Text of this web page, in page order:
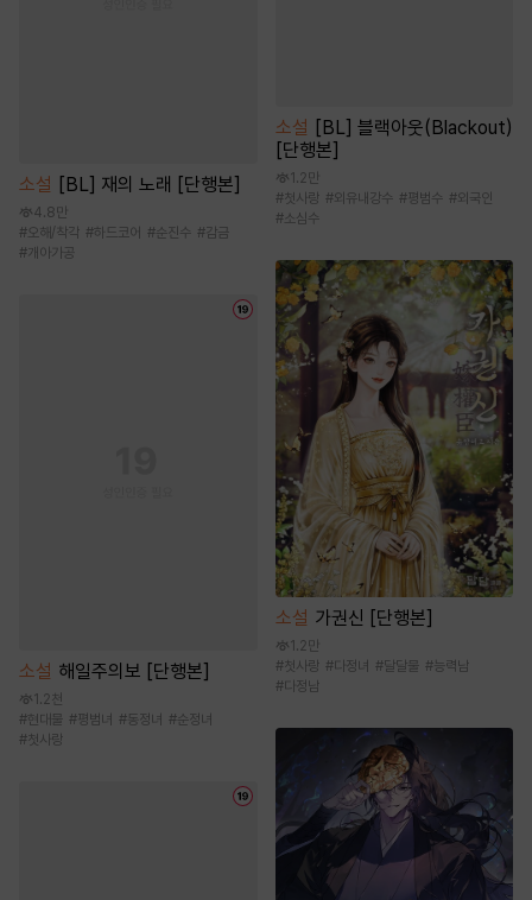
소설 [BL] 재의 노래 [단행본]
4.8만
#오해/착각 #하드코어 #순진수 #감금
# 개아가공
소설 해일주의보 [단행본]
1.2천
#현대물 #평범녀 #동정녀 #순정녀
#첫사랑
소설 [BL] 블랙아웃(Blackout)
[단행본]
1.2만
#첫사랑 #외유내강수 #평범수 #외국인
#소심수
소설 가권신 [단행본]
1.2만
#첫사랑 #다정녀 #달달물 #능력남
#다정남